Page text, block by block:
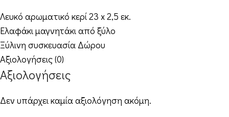
Λευκό αρωματικό κερί 23 x 2,5 εκ.
Ελαφάκι μαγνητάκι από ξύλο
Ξύλινη συσκευασία Δώρου
Αξιολογήσεις (0)
Αξιολογήσεις
Δεν υπάρχει καμία αξιολόγηση ακόμη.